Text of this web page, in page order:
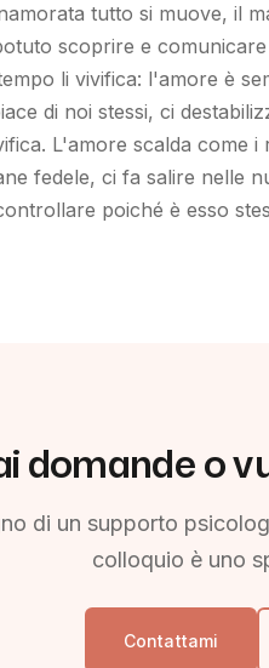
tutto si muove, il
scoprire e
li vivifica: l'amore è
di noi stessi, ci
L'amore scalda come
fedele, ci fa salire nelle
poiché è esso
domande o
di un supporto
colloquio è uno
Contattami